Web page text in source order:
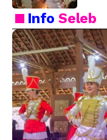
InfoSeleb